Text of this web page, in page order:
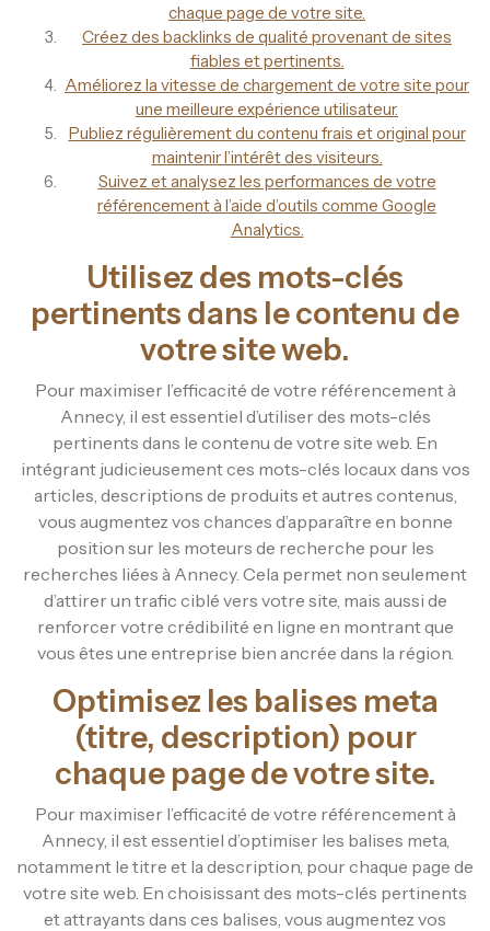
chaque page de votre site.
Créez des backlinks de qualité provenant de sites
fiables et pertinents.
Améliorez la vitesse de chargement de votre site pour
une meilleure expérience utilisateur.
Publiez régulièrement du contenu frais et original pour
maintenir l’intérêt des visiteurs.
Suivez et analysez les performances de votre
référencement à l’aide d’outils comme Google
Analytics.
Utilisez des mots-clés
pertinents dans le contenu de
votre site web.
Pour maximiser l’efficacité de votre référencement à
Annecy, il est essentiel d’utiliser des mots-clés
pertinents dans le contenu de votre site web. En
intégrant judicieusement ces mots-clés locaux dans vos
articles, descriptions de produits et autres contenus,
vous augmentez vos chances d’apparaître en bonne
position sur les moteurs de recherche pour les
recherches liées à Annecy. Cela permet non seulement
d’attirer un trafic ciblé vers votre site, mais aussi de
renforcer votre crédibilité en ligne en montrant que
vous êtes une entreprise bien ancrée dans la région.
Optimisez les balises meta
(titre, description) pour
chaque page de votre site.
Pour maximiser l’efficacité de votre référencement à
Annecy, il est essentiel d’optimiser les balises meta,
notamment le titre et la description, pour chaque page de
votre site web. En choisissant des mots-clés pertinents
et attrayants dans ces balises, vous augmentez vos